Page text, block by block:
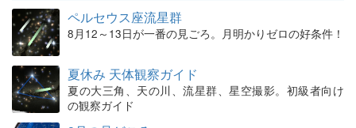
ペルセウス座流星群
8月12～13日が一番の見ごろ。月明かりゼロの好条件！
夏休み 天体観察ガイド
夏の大三角、天の川、流星群、星空撮影。初級者向け
の観察ガイド